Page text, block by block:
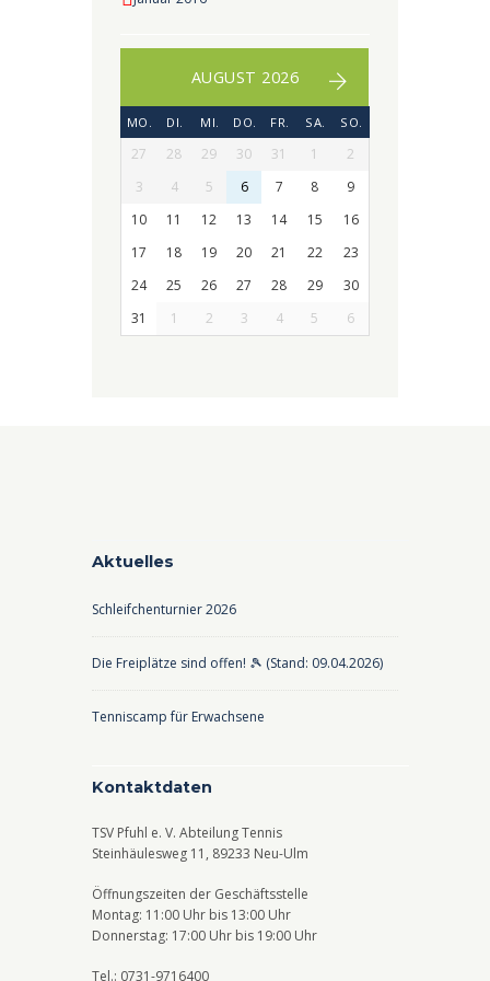
AUGUST 2026
MO. DI. MI. DO. FR. SA. SO.
27 28 29 30 31 1
2
3
4 5 6 7 8
9
10
11 12 13 14 15
16
17
18 19 20 21 22
23
24
25 26 27 28 29
30
31
1 2 3 4 5 6
Aktuelles
Schleifchenturnier 2026
Die Freiplätze sind offen! 🎾 (Stand: 09.04.2026)
Tenniscamp für Erwachsene
Kontaktdaten
TSV Pfuhl e. V. Abteilung Tennis
Steinhäulesweg 11, 89233 Neu-Ulm
Öffnungszeiten der Geschäftsstelle
Montag: 11:00 Uhr bis 13:00 Uhr
Donnerstag: 17:00 Uhr bis 19:00 Uhr
Tel.: 0731-9716400